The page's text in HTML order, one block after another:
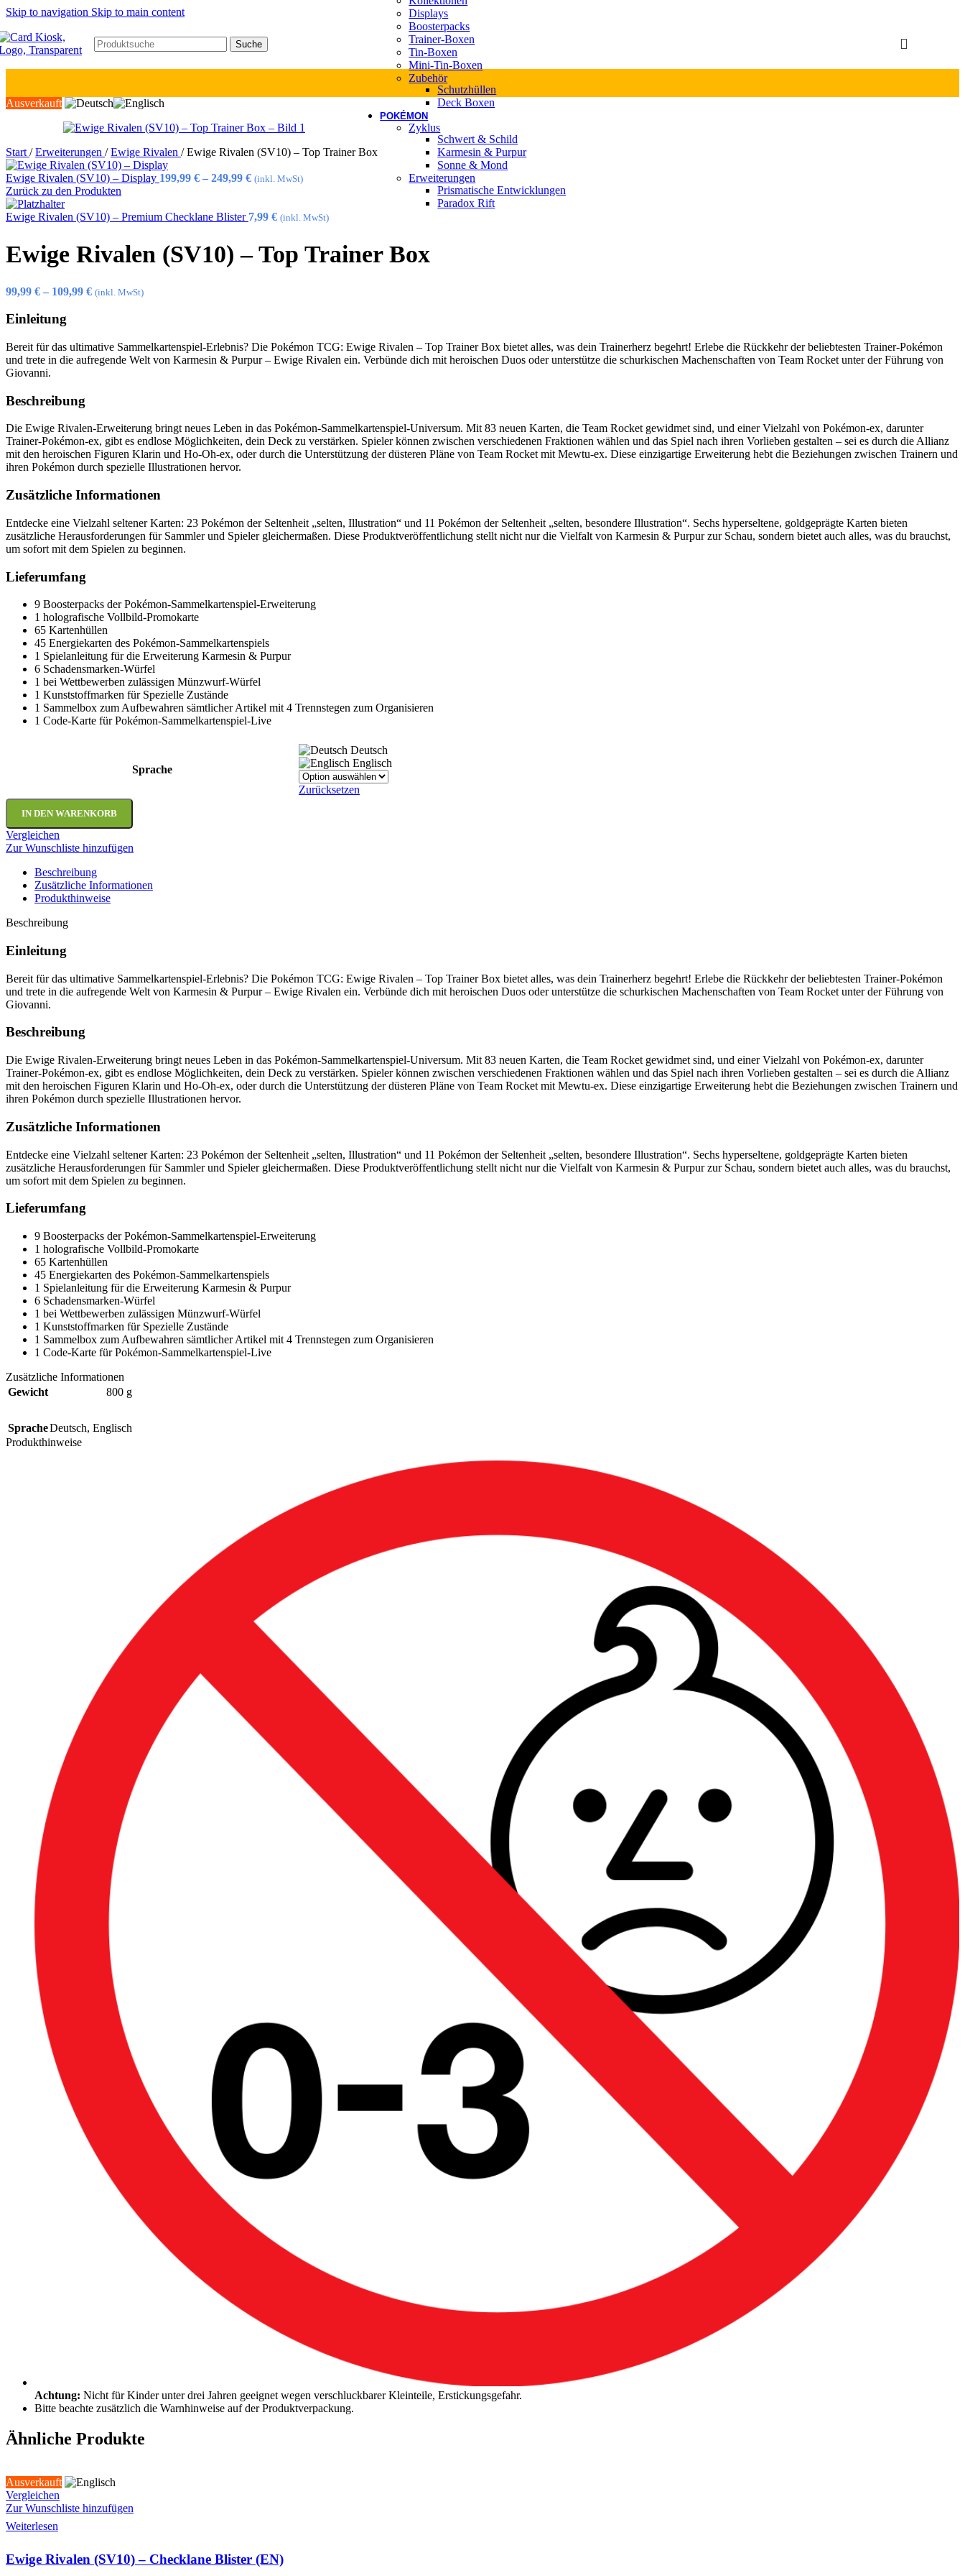
Skip to navigation Skip to main content
Suche
Displays
Boosterpacks
Trainer-Boxen
Tin-Boxen
Mini-Tin-Boxen
Zubehör
Schutzhüllen
Deck Boxen
POKÉMON
Zyklus
Schwert & Schild
Karmesin & Purpur
Sonne & Mond
Erweiterungen
Prismatische Entwicklungen
Paradox Rift
Ausverkauft
Start / Erweiterungen / Ewige Rivalen / Ewige Rivalen (SV10) – Top Trainer Box
Ewige Rivalen (SV10) – Display 199,99 € – 249,99 € (inkl. MwSt)
Zurück zu den Produkten
Ewige Rivalen (SV10) – Premium Checklane Blister 7,99 € (inkl. MwSt)
Ewige Rivalen (SV10) – Top Trainer Box
99,99 € – 109,99 € (inkl. MwSt)
Einleitung
Bereit für das ultimative Sammelkartenspiel-Erlebnis? Die Pokémon TCG: Ewige Rivalen – Top Trainer Box bietet alles, was dein Trainerherz begehrt! Erlebe die Rückkehr der beliebtesten Trainer-Pokémon
und trete in die aufregende Welt von Karmesin & Purpur – Ewige Rivalen ein. Verbünde dich mit heroischen Duos oder unterstütze die schurkischen Machenschaften von Team Rocket unter der Führung von
Giovanni.
Beschreibung
Die Ewige Rivalen-Erweiterung bringt neues Leben in das Pokémon-Sammelkartenspiel-Universum. Mit 83 neuen Karten, die Team Rocket gewidmet sind, und einer Vielzahl von Pokémon-ex, darunter
Trainer-Pokémon-ex, gibt es endlose Möglichkeiten, dein Deck zu verstärken. Spieler können zwischen verschiedenen Fraktionen wählen und das Spiel nach ihren Vorlieben gestalten – sei es durch die Allianz
mit den heroischen Figuren Klarin und Ho-Oh-ex, oder durch die Unterstützung der düsteren Pläne von Team Rocket mit Mewtu-ex. Diese einzigartige Erweiterung hebt die Beziehungen zwischen Trainern und
ihren Pokémon durch spezielle Illustrationen hervor.
Zusätzliche Informationen
Entdecke eine Vielzahl seltener Karten: 23 Pokémon der Seltenheit „selten, Illustration“ und 11 Pokémon der Seltenheit „selten, besondere Illustration“. Sechs hyperseltene, goldgeprägte Karten bieten
zusätzliche Herausforderungen für Sammler und Spieler gleichermaßen. Diese Produktveröffentlichung stellt nicht nur die Vielfalt von Karmesin & Purpur zur Schau, sondern bietet auch alles, was du brauchst,
um sofort mit dem Spielen zu beginnen.
Lieferumfang
9 Boosterpacks der Pokémon-Sammelkartenspiel-Erweiterung
1 holografische Vollbild-Promokarte
65 Kartenhüllen
45 Energiekarten des Pokémon-Sammelkartenspiels
1 Spielanleitung für die Erweiterung Karmesin & Purpur
6 Schadensmarken-Würfel
1 bei Wettbewerben zulässigen Münzwurf-Würfel
1 Kunststoffmarken für Spezielle Zustände
1 Sammelbox zum Aufbewahren sämtlicher Artikel mit 4 Trennstegen zum Organisieren
1 Code-Karte für Pokémon-Sammelkartenspiel-Live
Sprache
Deutsch
Englisch
Zurücksetzen
IN DEN WARENKORB
Vergleichen
Zur Wunschliste hinzufügen
Beschreibung
Zusätzliche Informationen
Produkthinweise
Beschreibung
Einleitung
Bereit für das ultimative Sammelkartenspiel-Erlebnis? Die Pokémon TCG: Ewige Rivalen – Top Trainer Box bietet alles, was dein Trainerherz begehrt! Erlebe die Rückkehr der beliebtesten Trainer-Pokémon
und trete in die aufregende Welt von Karmesin & Purpur – Ewige Rivalen ein. Verbünde dich mit heroischen Duos oder unterstütze die schurkischen Machenschaften von Team Rocket unter der Führung von
Giovanni.
Beschreibung
Die Ewige Rivalen-Erweiterung bringt neues Leben in das Pokémon-Sammelkartenspiel-Universum. Mit 83 neuen Karten, die Team Rocket gewidmet sind, und einer Vielzahl von Pokémon-ex, darunter
Trainer-Pokémon-ex, gibt es endlose Möglichkeiten, dein Deck zu verstärken. Spieler können zwischen verschiedenen Fraktionen wählen und das Spiel nach ihren Vorlieben gestalten – sei es durch die Allianz
mit den heroischen Figuren Klarin und Ho-Oh-ex, oder durch die Unterstützung der düsteren Pläne von Team Rocket mit Mewtu-ex. Diese einzigartige Erweiterung hebt die Beziehungen zwischen Trainern und
ihren Pokémon durch spezielle Illustrationen hervor.
Zusätzliche Informationen
Entdecke eine Vielzahl seltener Karten: 23 Pokémon der Seltenheit „selten, Illustration“ und 11 Pokémon der Seltenheit „selten, besondere Illustration“. Sechs hyperseltene, goldgeprägte Karten bieten
zusätzliche Herausforderungen für Sammler und Spieler gleichermaßen. Diese Produktveröffentlichung stellt nicht nur die Vielfalt von Karmesin & Purpur zur Schau, sondern bietet auch alles, was du brauchst,
um sofort mit dem Spielen zu beginnen.
Lieferumfang
9 Boosterpacks der Pokémon-Sammelkartenspiel-Erweiterung
1 holografische Vollbild-Promokarte
65 Kartenhüllen
45 Energiekarten des Pokémon-Sammelkartenspiels
1 Spielanleitung für die Erweiterung Karmesin & Purpur
6 Schadensmarken-Würfel
1 bei Wettbewerben zulässigen Münzwurf-Würfel
1 Kunststoffmarken für Spezielle Zustände
1 Sammelbox zum Aufbewahren sämtlicher Artikel mit 4 Trennstegen zum Organisieren
1 Code-Karte für Pokémon-Sammelkartenspiel-Live
Zusätzliche Informationen
Gewicht
800 g
SpracheDeutsch, Englisch
Produkthinweise
Achtung: Nicht für Kinder unter drei Jahren geeignet wegen verschluckbarer Kleinteile, Erstickungsgefahr.
Bitte beachte zusätzlich die Warnhinweise auf der Produktverpackung.
Ähnliche Produkte
Ausverkauft
Vergleichen
Zur Wunschliste hinzufügen
Weiterlesen
Ewige Rivalen (SV10) – Checklane Blister (EN)